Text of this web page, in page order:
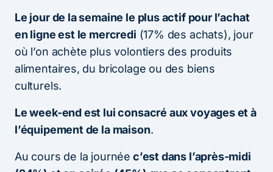
Le jour de la semaine le plus actif pour l’achat
en ligne est le mercredi (17% des achats), jour
où l’on achète plus volontiers des produits
alimentaires, du bricolage ou des biens
culturels.
Le week-end est lui consacré aux voyages et à
l’équipement de la maison.
Au cours de la journée c’est dans l’après-midi